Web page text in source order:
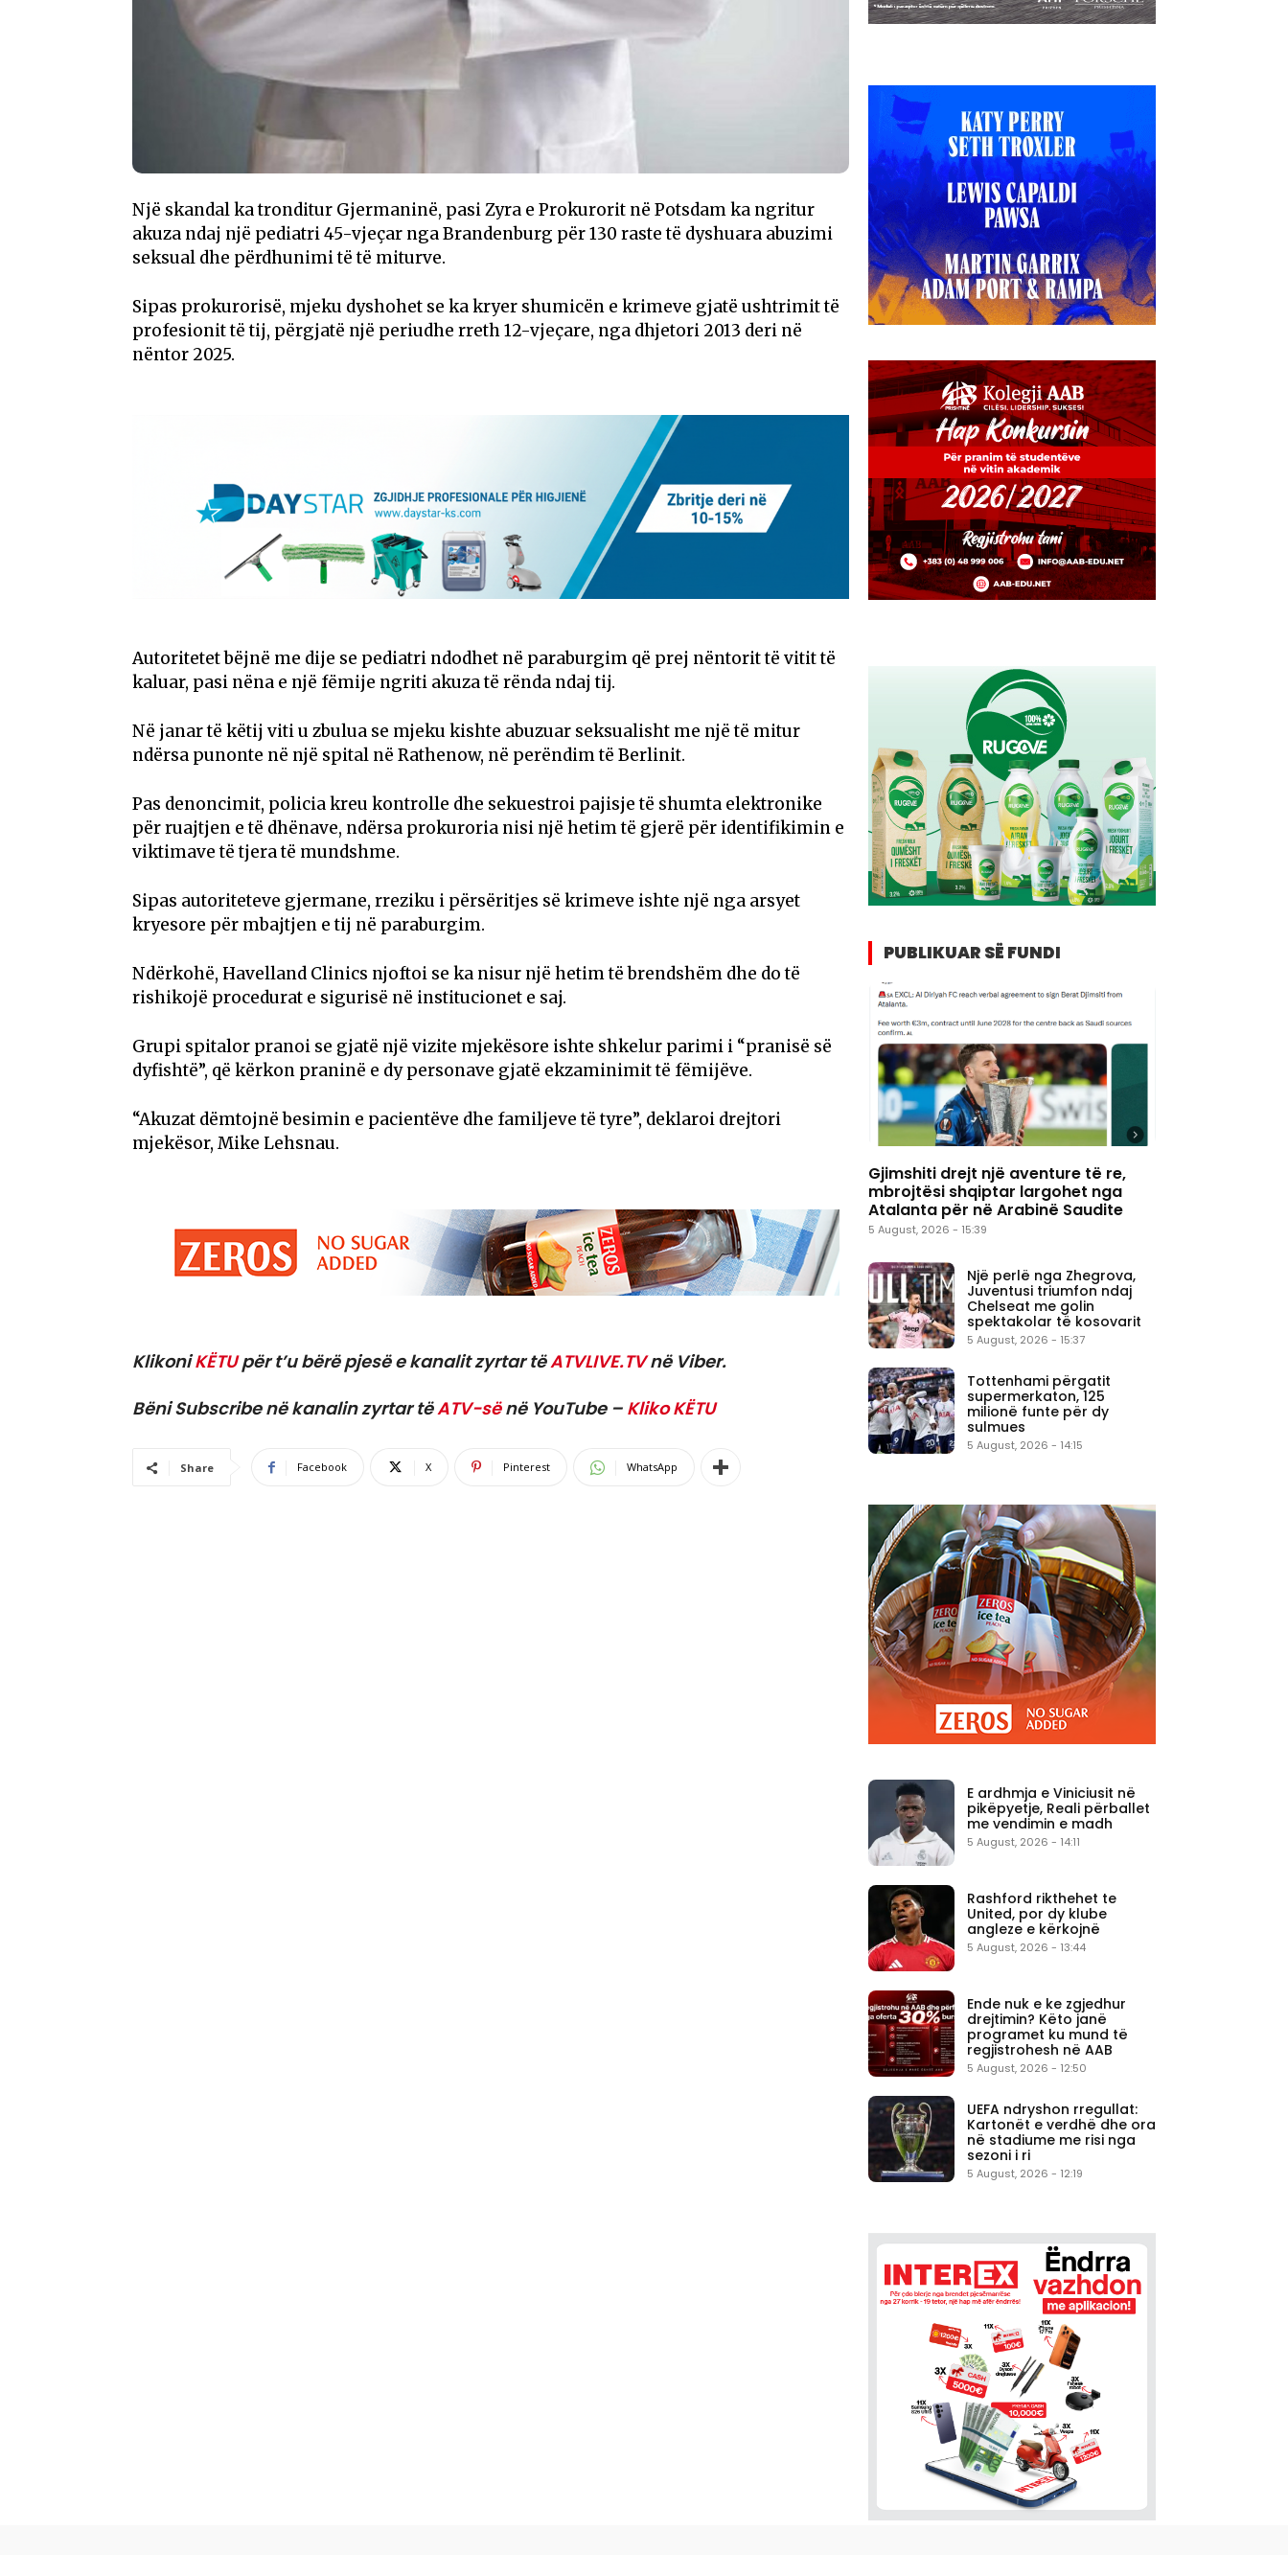
Një skandal ka tronditur Gjermaninë, pasi Zyra e Prokurorit në Potsdam ka ngritur
akuza ndaj një pediatri 45-vjeçar nga Brandenburg për 130 raste të dyshuara abuzimi
seksual dhe përdhunimi të të miturve.
Sipas prokurorisë, mjeku dyshohet se ka kryer shumicën e krimeve gjatë ushtrimit të
profesionit të tij, përgjatë një periudhe rreth 12-vjeçare, nga dhjetori 2013 deri në
nëntor 2025.
Autoritetet bëjnë me dije se pediatri ndodhet në paraburgim që prej nëntorit të vitit të
kaluar, pasi nëna e një fëmije ngriti akuza të rënda ndaj tij.
Në janar të këtij viti u zbulua se mjeku kishte abuzuar seksualisht me një të mitur
ndërsa punonte në një spital në Rathenow, në perëndim të Berlinit.
Pas denoncimit, policia kreu kontrolle dhe sekuestroi pajisje të shumta elektronike
për ruajtjen e të dhënave, ndërsa prokuroria nisi një hetim të gjerë për identifikimin e
viktimave të tjera të mundshme.
Sipas autoriteteve gjermane, rreziku i përsëritjes së krimeve ishte një nga arsyet
kryesore për mbajtjen e tij në paraburgim.
Ndërkohë, Havelland Clinics njoftoi se ka nisur një hetim të brendshëm dhe do të
rishikojë procedurat e sigurisë në institucionet e saj.
Grupi spitalor pranoi se gjatë një vizite mjekësore ishte shkelur parimi i “pranisë së
dyfishtë”, që kërkon praninë e dy personave gjatë ekzaminimit të fëmijëve.
“Akuzat dëmtojnë besimin e pacientëve dhe familjeve të tyre”, deklaroi drejtori
mjekësor, Mike Lehsnau.
KlikoniKËTUpër t’u bërë pjesë e kanalit zyrtar tëATVLIVE.TVnë Viber.
Bëni Subscribe në kanalin zyrtar tëATV-sënë YouTube – Kliko KËTU
Share Facebook X Pinterest WhatsApp
PUBLIKUAR SË FUNDI
Gjimshiti drejt një aventure të re,
mbrojtësi shqiptar largohet nga
Atalanta për në Arabinë Saudite
5 August, 2026 - 15:39
Një perlë nga Zhegrova,
Juventusi triumfon ndaj
Chelseat me golin
spektakolar të kosovarit
5 August, 2026 - 15:37
Tottenhami përgatit
supermerkaton, 125
milionë funte për dy
sulmues
5 August, 2026 - 14:15
E ardhmja e Viniciusit në
pikëpyetje, Reali përballet
me vendimin e madh
5 August, 2026 - 14:11
Rashford rikthehet te
United, por dy klube
angleze e kërkojnë
5 August, 2026 - 13:44
Ende nuk e ke zgjedhur
drejtimin? Këto janë
programet ku mund të
regjistrohesh në AAB
5 August, 2026 - 12:50
UEFA ndryshon rregullat:
Kartonët e verdhë dhe ora
në stadiume me risi nga
sezoni i ri
5 August, 2026 - 12:19